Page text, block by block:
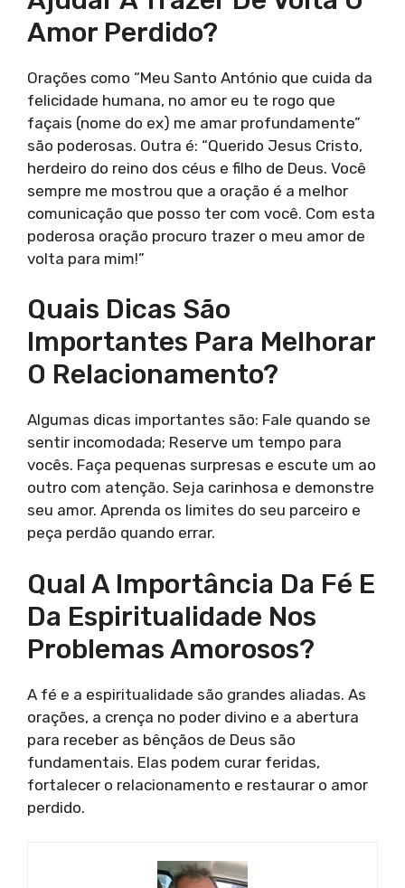
Amor Perdido?
Orações como “Meu Santo António que cuida da
felicidade humana, no amor eu te rogo que
façais (nome do ex) me amar profundamente”
são poderosas. Outra é: “Querido Jesus Cristo,
herdeiro do reino dos céus e filho de Deus. Você
sempre me mostrou que a oração é a melhor
comunicação que posso ter com você. Com esta
poderosa oração procuro trazer o meu amor de
volta para mim!”
Quais Dicas São
Importantes Para Melhorar
O Relacionamento?
Algumas dicas importantes são: Fale quando se
sentir incomodada; Reserve um tempo para
vocês. Faça pequenas surpresas e escute um ao
outro com atenção. Seja carinhosa e demonstre
seu amor. Aprenda os limites do seu parceiro e
peça perdão quando errar.
Qual A Importância Da Fé E
Da Espiritualidade Nos
Problemas Amorosos?
A fé e a espiritualidade são grandes aliadas. As
orações, a crença no poder divino e a abertura
para receber as bênçãos de Deus são
fundamentais. Elas podem curar feridas,
fortalecer o relacionamento e restaurar o amor
perdido.